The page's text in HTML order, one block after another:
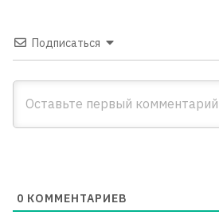
Подписаться
0 КОММЕНТАРИЕВ